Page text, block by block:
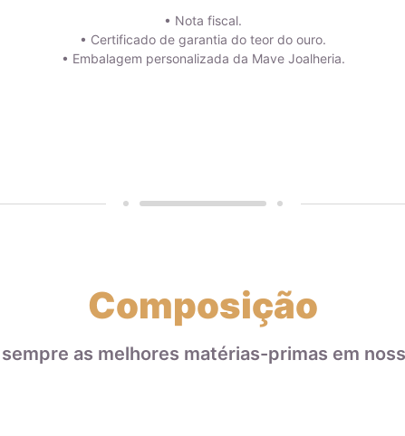
• Nota fiscal.
• Certificado de garantia do teor do ouro.
• Embalagem personalizada da Mave Joalheria.
Composição
as melhores matérias-primas em